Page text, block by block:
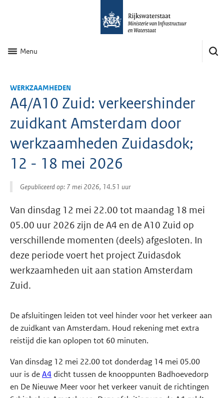
Menu
WERKZAAMHEDEN
A4/A10 Zuid: verkeershinder
zuidkant Amsterdam door
werkzaamheden Zuidasdok;
12 - 18 mei 2026
Gepubliceerd op: 7 mei 2026, 14.51 uur
Van dinsdag 12 mei 22.00 tot maandag 18 mei
05.00 uur 2026 zijn de A4 en de A10 Zuid op
verschillende momenten (deels) afgesloten. In
deze periode voert het project Zuidasdok
werkzaamheden uit aan station Amsterdam
Zuid.
De afsluitingen leiden tot veel hinder voor het verkeer aan
de zuidkant van Amsterdam. Houd rekening met extra
reistijd die kan oplopen tot 60 minuten.
Van dinsdag 12 mei 22.00 tot donderdag 14 mei 05.00
uur is deA4dicht tussen de knooppunten Badhoevedorp
en De Nieuwe Meer voor het verkeer vanuit de richtingen